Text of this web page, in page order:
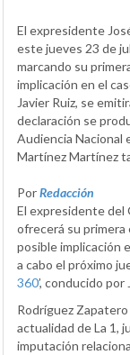
El expresidente
este jueves 23 de
marcando su
implicación en el
Javier Ruiz, se
declaración se
Audiencia Nacional
Martínez Martínez
PorRedacción
El expresidente del
ofrecerá su
posible implicación
a cabo el próximo
360’, conducido por
Rodríguez
actualidad de La 1,
imputación